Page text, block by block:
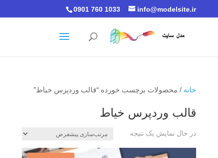
0901 760 1033 info@modelsite.ir
خانه / محصولات برچسب خورده “قالب وردپرس خیاط”
قالب وردپرس خیاط
در حال نمایش یک نتیجه